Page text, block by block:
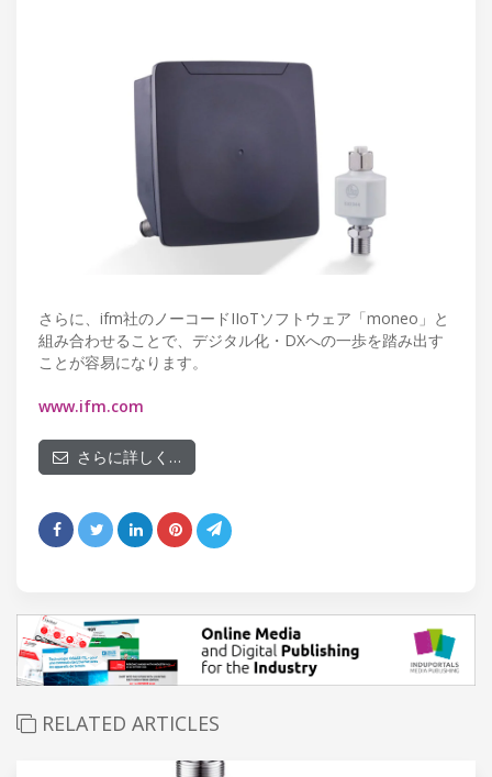
さらに、ifm社のノーコードIIoTソフトウェア「moneo」と
組み合わせることで、デジタル化・DXへの一歩を踏み出す
ことが容易になります。
www.ifm.com
さらに詳しく…
RELATED ARTICLES